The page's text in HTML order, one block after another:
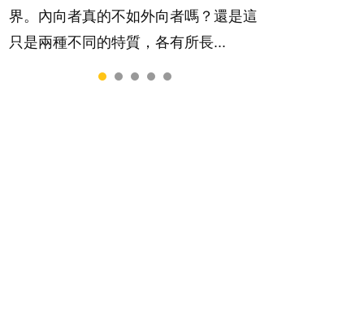
界。內向者真的不如外向者嗎？還是這
只是兩種不同的特質，各有所長...
理健康。...